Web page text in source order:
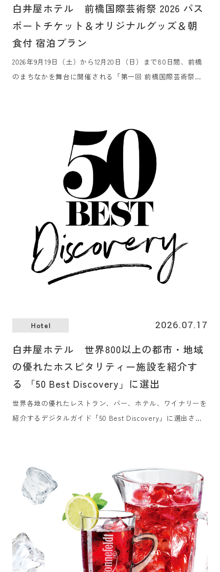
白井屋ホテル 前橋国際芸術祭 2026 パス
ポートチケット＆オリジナルグッズ＆朝
食付 宿泊プラン
2026年9月19日（土）から12月20日（日）まで80日間、前橋
のまちなかを舞台に開催される「第一回 前橋国際芸術祭
ンの販売を7月21日（火）より開始いたします。
Hotel 2026.07.17
白井屋ホテル 世界800以上の都市・地域
の優れたホスピタリティー施設を紹介す
る 「50 Best Discovery」に選出
世界各地の優れたレストラン、バー、ホテル、ワイナリーを
紹介するデジタルガイド「50 Best Discovery」に選出され